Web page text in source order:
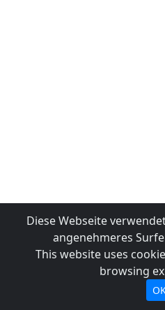
Diese Webseite
angenehmeres
This website uses
browsing